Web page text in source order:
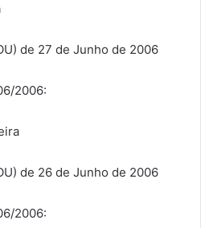
de 27 de Junho de 2006
2006:
de 26 de Junho de 2006
2006: